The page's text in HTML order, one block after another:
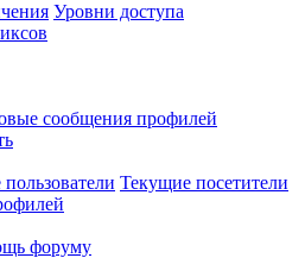
Уровни доступа
сообщения профилей
Текущие посетители
форуму